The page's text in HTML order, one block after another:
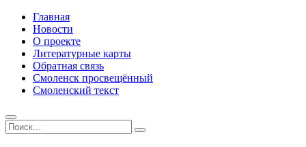
Главная
Новости
О проекте
Литературные карты
Обратная связь
Смоленск просвещённый
Смоленский текст